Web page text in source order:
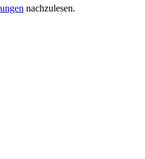
nachzulesen.